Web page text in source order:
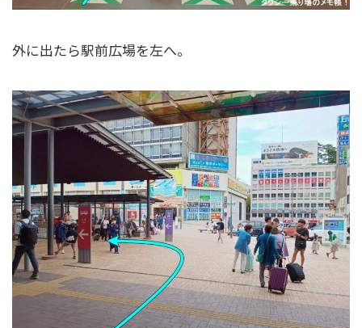
外に出たら駅前広場を左へ。